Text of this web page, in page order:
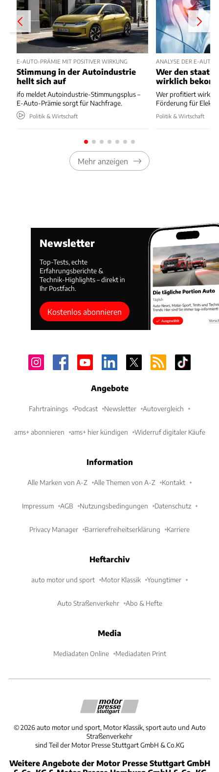
E-AUTO-PRÄMIE MIT POSITIVER WIRKUNG
Stimmung in der Autoindustrie
hellt sich auf
ifo meldet Autoindustrie-Stimmungsplus –
E-Auto-Prämie sorgt für Nachfrage.
Politik & Wirtschaft
ANALYSE DER E-AUTO-
Wer den
wirklich
Wer profitiert
Förderung für
Politik & Wirtschaft
Mehr anzeigen
Newsletter
Top-Tests, echte
Erfahrungsberichte &
Technik-Highlights – direkt in
Ihr Postfach.
Kostenlos abonnieren
Angebote
Fahrtrainings Podcast Newsletter Autovergleich
ams+ abonnieren ams+ hier kündigen Widerruf digitaler Käufe
Information
Alle Marken von A-Z Alle Themen von A-Z Kontakt
Impressum AGB Nutzungsbedingungen Datenschutz
Privacy Manager Barrierefreiheitserklärung Karriere
Heftarchiv
auto motor und sport Motor Klassik Youngtimer
Auto Straßenverkehr Abo & Hefte
Media
Mediadaten Online Mediadaten Print
©2026 auto motor und sport, Motor Klassik, sport auto und Auto
Straßenverkehr
sind Teil der Motor Presse Stuttgart GmbH & Co.KG
Weitere Angebote der Motor Presse Stuttgart GmbH